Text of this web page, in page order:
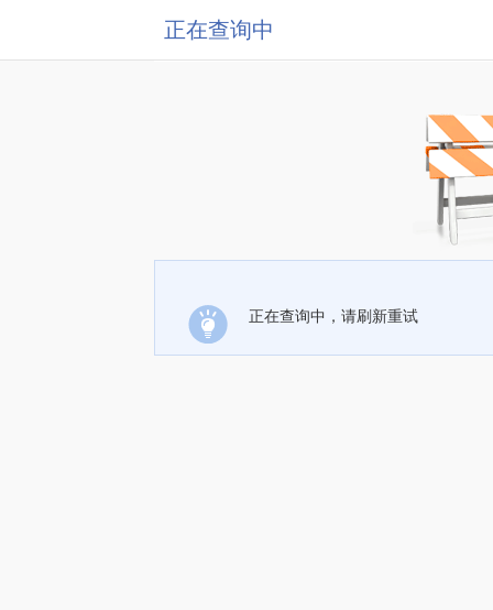
正在查询中
正在查询中，请刷新重试